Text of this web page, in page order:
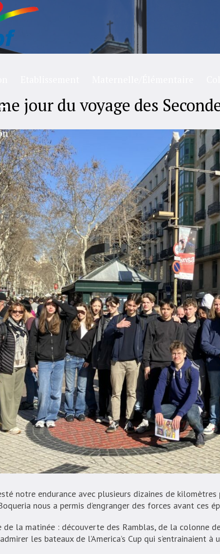
jour du voyage des
notre endurance avec plusieurs dizaines de
nous a permis d’engranger des forces avant ces
de la matinée : découverte des Ramblas, de la colonne
les bateaux de l’America’s Cup qui s’entrainaient